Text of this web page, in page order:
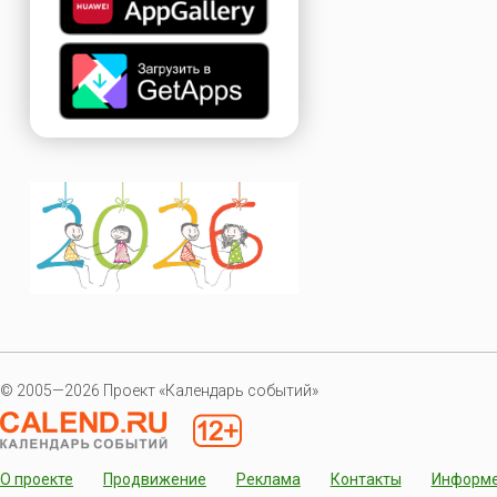
© 2005—2026 Проект «Календарь событий»
О проекте Продвижение Реклама Контакты